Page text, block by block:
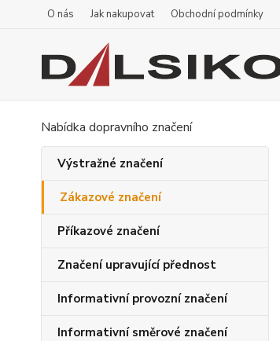
O nás Jak nakupovat Obchodní podmínky
Nabídka dopravního značení
Výstražné značení
Zákazové značení
Příkazové značení
Značení upravující přednost
Informativní provozní značení
Informativní směrové značení